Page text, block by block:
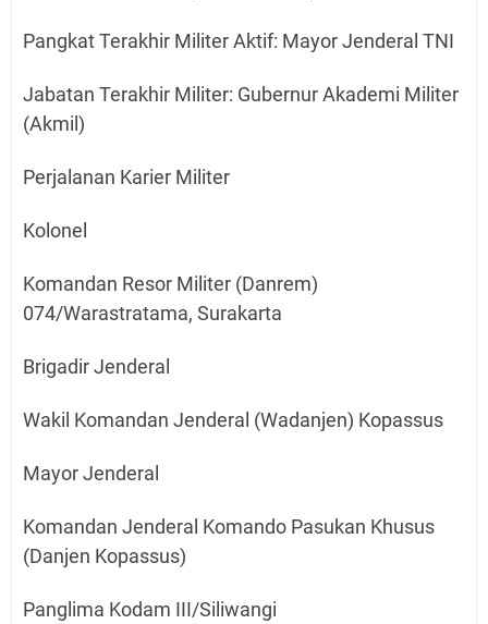
Pangkat Terakhir Militer Aktif: Mayor Jenderal TNI
Jabatan Terakhir Militer: Gubernur Akademi Militer
(Akmil)
Perjalanan Karier Militer
Kolonel
Komandan Resor Militer (Danrem)
074/Warastratama, Surakarta
Brigadir Jenderal
Wakil Komandan Jenderal (Wadanjen) Kopassus
Mayor Jenderal
Komandan Jenderal Komando Pasukan Khusus
(Danjen Kopassus)
Panglima Kodam III/Siliwangi